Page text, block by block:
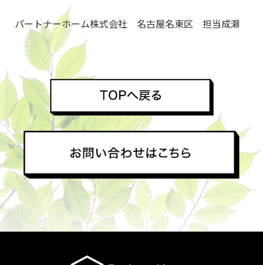
パートナーホーム株式会社 名古屋名東区 担当成瀬